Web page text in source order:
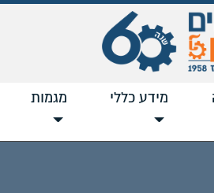
מידע כללי מגמות